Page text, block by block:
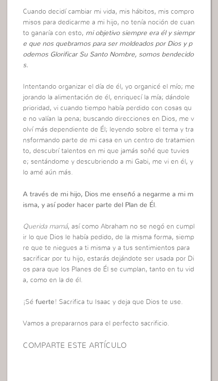
Cuando decidí cambiar mi vida, mis hábitos, mis compro
misos para dedicarme a mi hijo, no tenía noción de cuan
to ganaría con esto, mi objetivo siempre era él y siempr
e que nos quebramos para ser moldeados por Dios y p
odemos Glorificar Su Santo Nombre, somos bendecido
s.
Intentando organizar el día de él, yo organicé el mío; me
jorando la alimentación de él, enriquecí la mía; dándole
prioridad, vi cuando tiempo había perdido con cosas qu
e no valían la pena; buscando direcciones en Dios, me v
olví más dependiente de Él; leyendo sobre el tema y tra
nsformando parte de mi casa en un centro de tratamien
to, descubrí talentos en mi que jamás soñé que tuvies
e; sentándome y descubriendo a mi Gabi, me vi en él, y
lo amé aún más.
A través de mi hijo, Dios me enseñó a negarme a mi m
isma, y así poder hacer parte del Plan de Él.
Querida mamá, así como Abraham no se negó en cumpl
ir lo que Dios le había pedido, de la misma forma, siemp
re que te niegues a ti misma y a tus sentimientos para
sacrificar por tu hijo, estarás dejándote ser usada por Di
os para que los Planes de Él se cumplan, tanto en tu vid
a, como en la de él.
¡Séfuerte ! Sacrifica tu Isaac y deja que Dios te use.
Vamos a prepararnos para el perfecto sacrificio.
COMPARTE ESTE ARTÍCULO